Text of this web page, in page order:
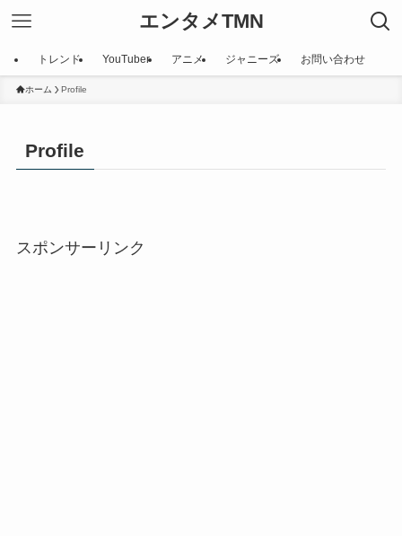
エンタメTMN
トレンド YouTuber アニメ ジャニーズ お問い合わせ
ホーム Profile
Profile
スポンサーリンク